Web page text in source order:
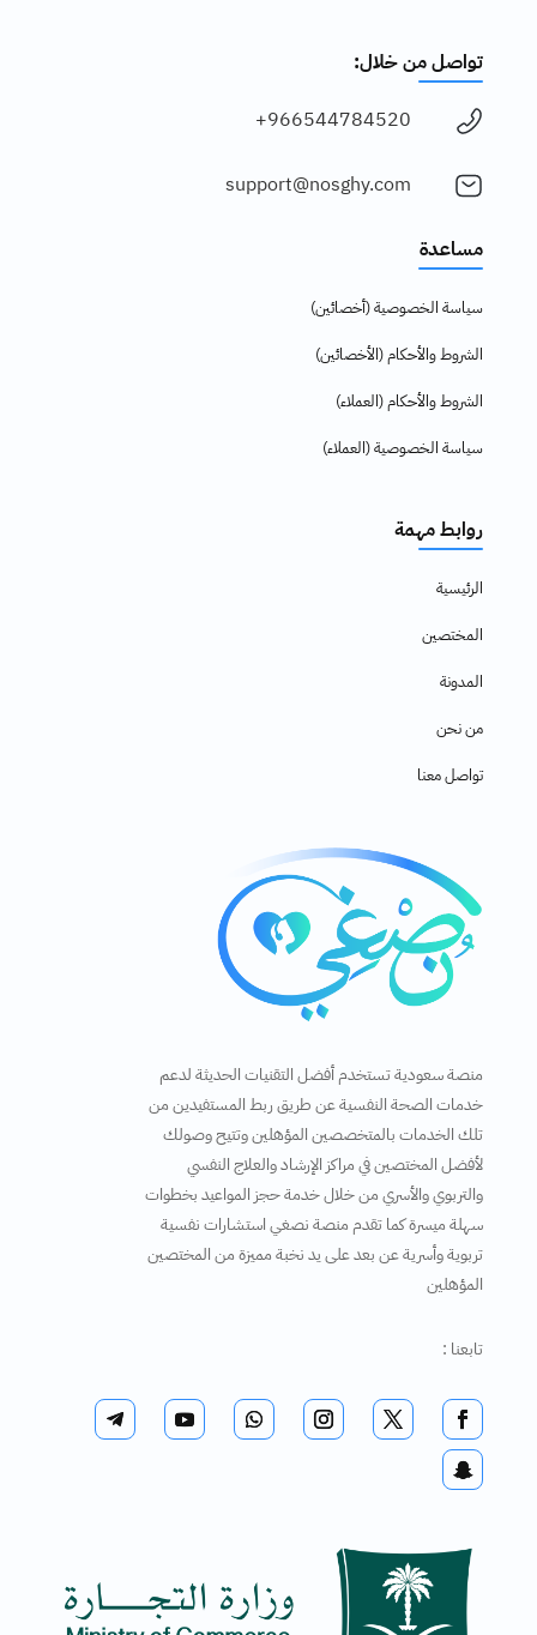
تواصل من خلال:
966544784520+
support@nosghy.com
مساعدة
سياسة الخصوصية (أخصائين)
الشروط والأحكام (الأخصائين)
الشروط والأحكام (العملاء)
سياسة الخصوصية (العملاء)
روابط مهمة
الرئيسية
المختصين
المدونة
من نحن
تواصل معنا
منصة سعودية تستخدم أفضل التقنيات الحديثة لدعم
خدمات الصحة النفسية عن طريق ربط المستفيدين من
تلك الخدمات بالمتخصصين المؤهلين وتتيح وصولك
لأفضل المختصين في مراكز الإرشاد والعلاج النفسي
والتربوي والأسري من خلال خدمة حجز المواعيد بخطوات
سهلة ميسرة كما تقدم منصة نصغي استشارات نفسية
تربوية وأسرية عن بعد على يد نخبة مميزة من المختصين
المؤهلين
تابعنا :